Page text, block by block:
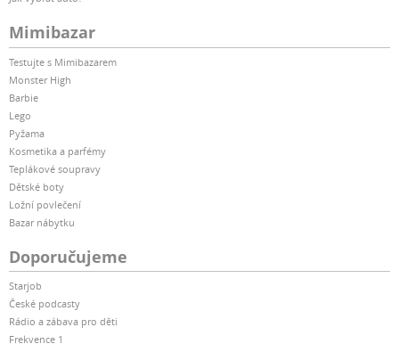
Mimibazar
Testujte s Mimibazarem
Monster High
Barbie
Lego
Pyžama
Kosmetika a parfémy
Teplákové soupravy
Dětské boty
Ložní povlečení
Bazar nábytku
Doporučujeme
Starjob
České podcasty
Rádio a zábava pro děti
Frekvence 1